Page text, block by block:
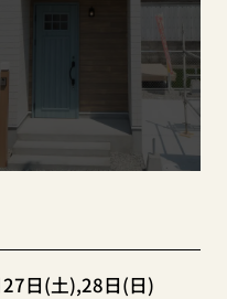
日(土),28日(日)